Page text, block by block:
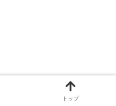
トップ